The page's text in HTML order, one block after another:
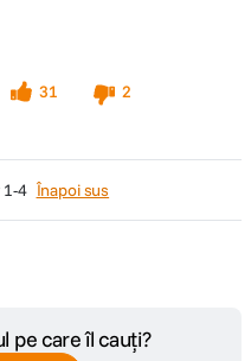
31
2
1-4 Înapoi sus
pe care îl cauți?